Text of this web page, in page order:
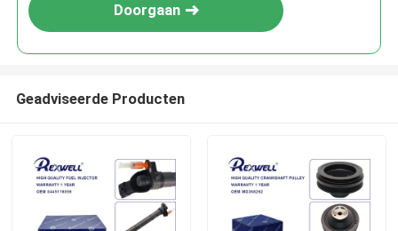
Doorgaan
Geadviseerde Producten